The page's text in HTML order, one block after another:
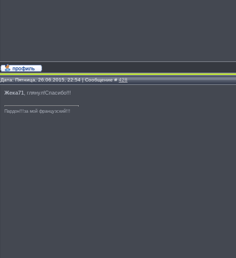
Дата: Пятница, 26.06.2015, 22:54 | Сообщение #428
Жека71 , глянул!Спасибо!!!
Пардон!!!за мой французский!!!